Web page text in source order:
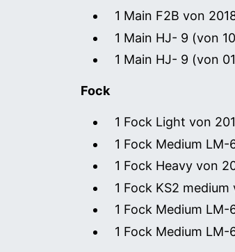
1 Main F2B von
1 Main HJ- 9 (von
1 Main HJ- 9 (von
Fock
1 Fock Light von
1 Fock Medium LM-
1 Fock Heavy von
1 Fock KS2 medium
1 Fock Medium LM-
1 Fock Medium